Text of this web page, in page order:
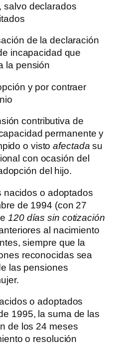
salvo declarados
de la declaración
incapacidad que
la pensión
y por contraer
contributiva de
permanente y
o vistoafectada su
con ocasión del
del hijo.
nacidos o adoptados
de 1994 (con 27
120 días sin cotización
al nacimiento
siempre que la
reconocidas sea
las pensiones
o adoptados
1995, la suma de las
de los 24 meses
o resolución